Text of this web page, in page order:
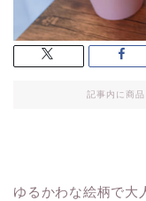
記事内に商
ゆるかわな絵柄で大